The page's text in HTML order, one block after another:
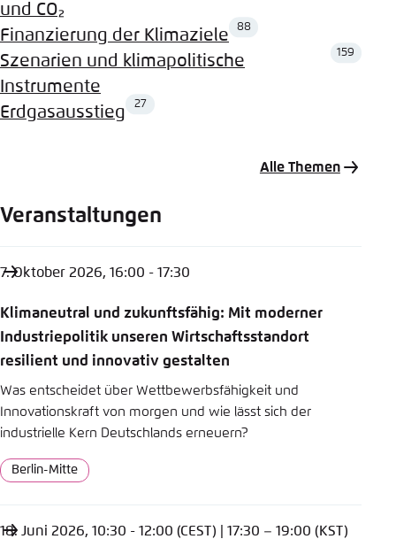
und CO₂
Finanzierung der Klimaziele
88
Szenarien und klimapolitische
Instrumente
159
Erdgasausstieg
27
Alle Themen
Veranstaltungen
7. Oktober 2026, 16:00 - 17:30
Klimaneutral und zukunftsfähig: Mit moderner
Industriepolitik unseren Wirtschaftsstandort
resilient und innovativ gestalten
Was entscheidet über Wettbewerbsfähigkeit und
Innovationskraft von morgen und wie lässt sich der
industrielle Kern Deutschlands erneuern?
Ort
Berlin-Mitte
18. Juni 2026, 10:30 - 12:00 (CEST) | 17:30 – 19:00 (KST)